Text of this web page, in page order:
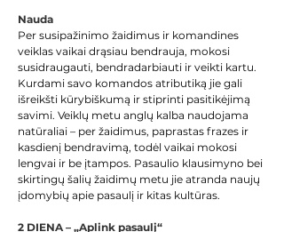
Nauda
Per susipažinimo žaidimus ir komandines
veiklas vaikai drąsiau bendrauja, mokosi
susidraugauti, bendradarbiauti ir veikti kartu.
Kurdami savo komandos atributiką jie gali
išreikšti kūrybiškumą ir stiprinti pasitikėjimą
savimi. Veiklų metu anglų kalba naudojama
natūraliai – per žaidimus, paprastas frazes ir
kasdienį bendravimą, todėl vaikai mokosi
lengvai ir be įtampos. Pasaulio klausimyno bei
skirtingų šalių žaidimų metu jie atranda naujų
įdomybių apie pasaulį ir kitas kultūras.
2 DIENA – „Aplink pasaulį“